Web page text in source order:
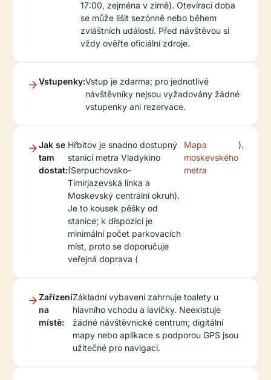
17:00, zejména v zimě). Otevírací doba
se může lišit sezónně nebo během
zvláštních událostí. Před návštěvou si
vždy ověřte oficiální zdroje.
Vstupenky:Vstup je zdarma; pro jednotlivé
návštěvníky nejsou vyžadovány žádné
vstupenky ani rezervace.
Jak se
tam
dostat:
Hřbitov je snadno dostupný
stanicí metra Vladykino
(Serpuchovsko-
Timirjazevská linka a
Moskevský centrální okruh).
Je to kousek pěšky od
stanice; k dispozici je
minimální počet parkovacích
míst, proto se doporučuje
veřejná doprava (
Mapa
moskevského
metra
).
Zařízení
na
místě:
Základní vybavení zahrnuje toalety u
hlavního vchodu a lavičky. Neexistuje
žádné návštěvnické centrum; digitální
mapy nebo aplikace s podporou GPS jsou
užitečné pro navigaci.